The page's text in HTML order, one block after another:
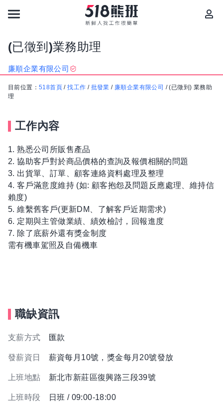
(已徵到)業務助理
廉順企業有限公司
目前位置： 518首頁 /找工作 / 批發業 / 廉順企業有限公司 /(已徵到) 業務助
理
工作內容
1. 熟悉公司所販售產品
2. 協助客戶對於商品價格的查詢及報價相關的問題
3. 出貨單、訂單、顧客連絡資料處理及整理
4. 客戶滿意度維持 (如: 顧客抱怨及問題反應處理、維持信
賴度)
5. 維繫舊客戶(更新DM、了解客戶近期需求)
6. 定期與主管做業績、績效檢討，回報進度
7. 除了底薪外還有獎金制度
需有機車駕照及自備機車
職缺資訊
支薪方式 匯款
發薪資日 薪資每月10號，獎金每月20號發放
上班地點 新北市新莊區復興路三段39號
上班時段 日班 / 09:00-18:00